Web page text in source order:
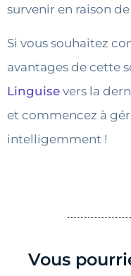
survenir en raison
Si vous souhaitez
avantages de cette
Linguise vers la
et commencez à
intelligemment !
Vous